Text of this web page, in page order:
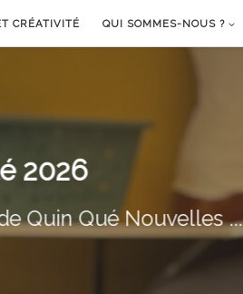
CRÉATIVITÉ QUI SOMMES-NOUS ?
2026
Quin Qué Nouvelles ...